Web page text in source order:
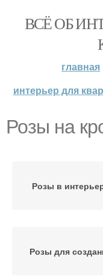
ВСЁ ОБ
главная
интерьер для
Розы на
Розы в
Розы для